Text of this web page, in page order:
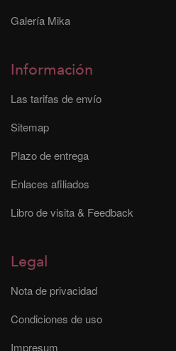
Galería Mika
Información
Las tarifas de envío
Sitemap
Plazo de entrega
Enlaces afiliados
Libro de visita & Feedback
Legal
Nota de privacidad
Condiciones de uso
Impresum